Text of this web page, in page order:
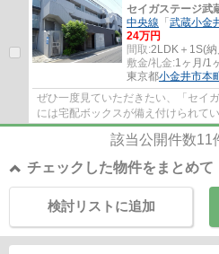
セイガステージ武
中央線 「 武蔵小金
24万円
間取:2LDK＋1S(納
敷金/礼金:1ヶ月/1
東京都小金井市本
ぜひ一度見ていただきたい、「セイ
には宅配ボックスが備え付けられて
す☆収納はシューズボックス・ウォ
該当公開件数11
チェックした物件をまとめて
検討リストに追加